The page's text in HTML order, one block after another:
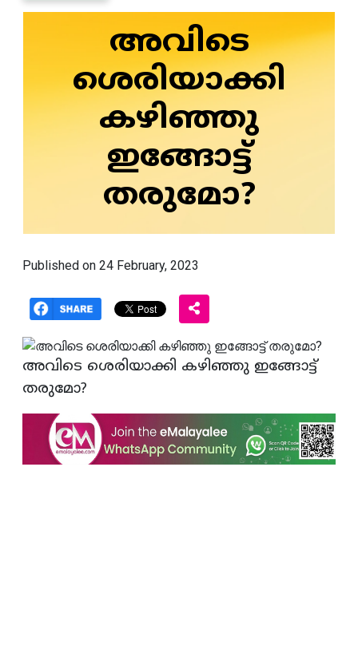
അവിടെ
ശെരിയാക്കി
കഴിഞ്ഞു
ഇങ്ങോട്ട്
തരുമോ?
Published on 24 February, 2023
അവിടെ ശെരിയാക്കി കഴിഞ്ഞു ഇങ്ങോട്ട്
തരുമോ?